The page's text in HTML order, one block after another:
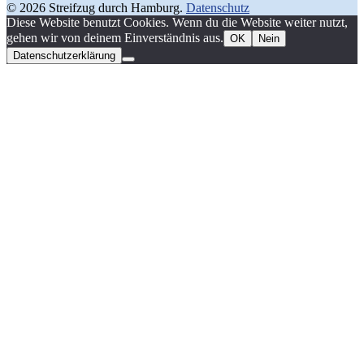
© 2026 Streifzug durch Hamburg. Datenschutz
Diese Website benutzt Cookies. Wenn du die Website weiter nutzt,
gehen wir von deinem Einverständnis aus. OK
Nein
Datenschutzerklärung